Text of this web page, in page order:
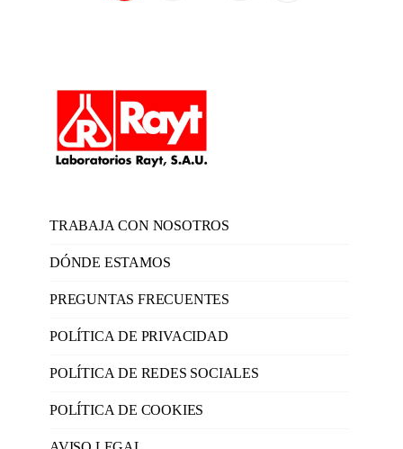
TRABAJA CON NOSOTROS
DÓNDE ESTAMOS
PREGUNTAS FRECUENTES
POLÍTICA DE PRIVACIDAD
POLÍTICA DE REDES SOCIALES
POLÍTICA DE COOKIES